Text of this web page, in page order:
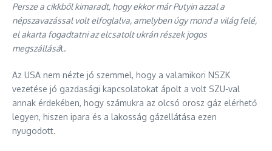
Persze a cikkből kimaradt, hogy ekkor már Putyin azzal a
népszavazással volt elfoglalva, amelyben úgy mond a világ felé,
el akarta fogadtatni az elcsatolt ukrán részek jogos
megszállását.
Az USA nem nézte jó szemmel, hogy a valamikori NSZK
vezetése jó gazdasági kapcsolatokat ápolt a volt SZU-val
annak érdekében, hogy számukra az olcsó orosz gáz elérhető
legyen, hiszen ipara és a lakosság gázellátása ezen
nyugodott.